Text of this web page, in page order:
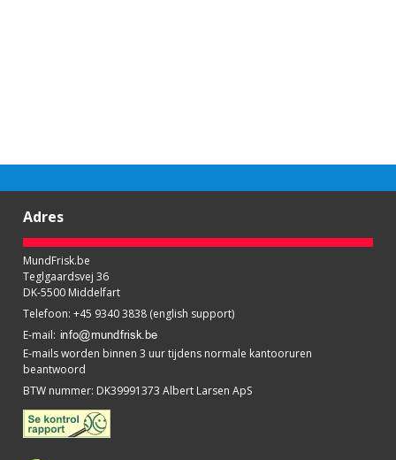
Adres
MundFrisk.be
Teglgaardsvej 36
DK-5500 Middelfart
Telefoon: +45 9340 3838 (english support)
E-mail:
E-mails worden binnen 3 uur tijdens normale kantooruren
beantwoord
BTW nummer: DK39991373 Albert Larsen ApS